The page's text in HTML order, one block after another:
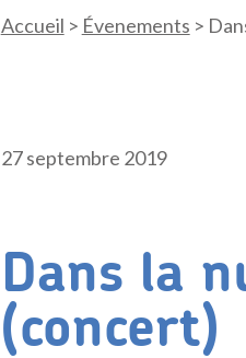
Accueil > Évenements >
27 septembre 2019
Dans la
(concert)